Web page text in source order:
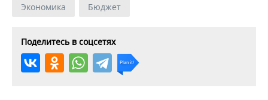
ФИГУРНОЕ КАТАНИЕ
ХОККЕЙ С МЯЧОМ
МЕДИЦИНА
ПРОИСШЕСТВИЯ
Экономика Бюджет
Поделитесь в соцсетях